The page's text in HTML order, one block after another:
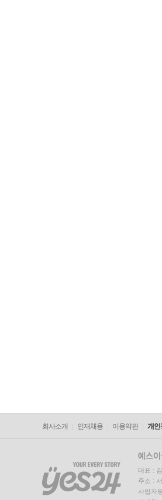
회사소개 인재채용 이용약관 개인
대표 :
주소 :
사업자